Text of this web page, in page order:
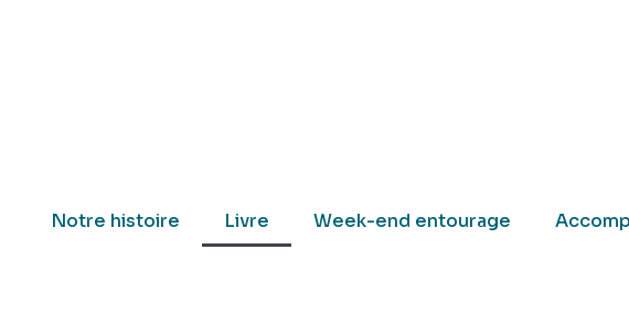
Notre histoire Livre Week-end entourage